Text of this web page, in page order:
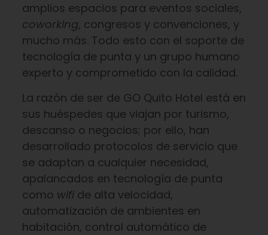
amplios espacios para eventos sociales,
coworking, congresos y convenciones, y
mucho más. Todo esto con el soporte de
tecnología de punta y un grupo humano
experto y comprometido con la calidad.
La razón de ser de GO Quito Hotel está en
sus huéspedes que viajan por turismo,
descanso o negocios; por ello, han
desarrollado protocolos de servicio que
se adaptan a cualquier necesidad,
apalancados en tecnología de punta
como wifide alta velocidad,
automatización de ambientes en
habitación, control automático de